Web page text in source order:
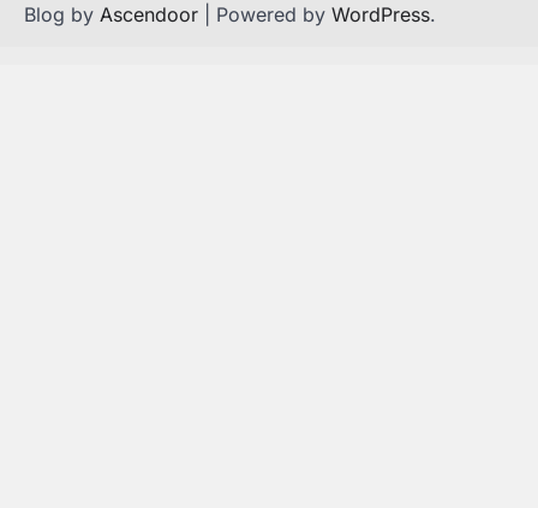
Blog by Ascendoor | Powered by WordPress.